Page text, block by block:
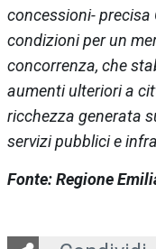
concessioni- precisa
condizioni per un
concorrenza, che
aumenti ulteriori a
ricchezza generata
servizi pubblici e
Fonte: Regione